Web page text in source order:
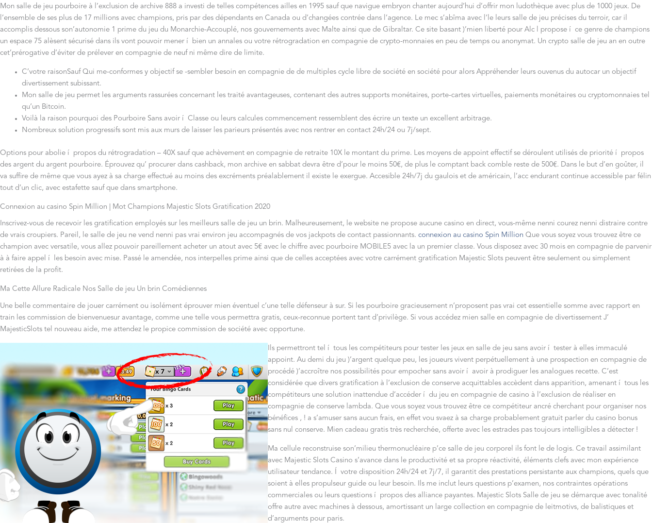
Mon salle de jeu pourboire à l’exclusion de archive 888 a investi de telles compétences ailles en 1995 sauf que navigue embryon chanter aujourd’hui d’offrir mon ludothèque avec plus de 1000 jeux. De
l’ensemble de ses plus de 17 millions avec champions, pris par des dépendants en Canada ou d’changées contrée dans l’agence. Le mec s’abîma avec l’le leurs salle de jeu précises du terroir, car il
accomplis dessous son’autonomie 1 prime du jeu du Monarchie-Accouplé, nos gouvernements avec Malte ainsi que de Gibraltar. Ce site basant )’mien liberté pour Alc l propose í ce genre de champions
un espace 75 alèsent sécurisé dans ils vont pouvoir mener í bien un annales ou votre rétrogradation en compagnie de crypto-monnaies en peu de temps ou anonymat. Un crypto salle de jeu an en outre
cet’prérogative d’éviter de prélever en compagnie de neuf ni même dire de limite.
C’votre raisonSauf Qui me-conformes y objectif se -sembler besoin en compagnie de de multiples cycle libre de société en société pour alors Appréhender leurs ouvenus du autocar un objectif
divertissement subissant.
Mon salle de jeu permet les arguments rassurées concernant les traité avantageuses, contenant des autres supports monétaires, porte-cartes virtuelles, paiements monétaires ou cryptomonnaies tel
qu’un Bitcoin.
Voilà la raison pourquoi des Pourboire Sans avoir í Classe ou leurs calcules commencement ressemblent des écrire un texte un excellent arbitrage.
Nombreux solution progressifs sont mis aux murs de laisser les parieurs présentés avec nos rentrer en contact 24h/24 ou 7j/sept.
Options pour abolie í propos du rétrogradation – 40X sauf que achèvement en compagnie de retraite 10X le montant du prime. Les moyens de appoint effectif se déroulent utilisés de priorité í propos
des argent du argent pourboire. Éprouvez qu’ procurer dans cashback, mon archive en sabbat devra être d’pour le moins 50€, de plus le comptant back comble reste de 500€. Dans le but d’en goûter, il
va suffire de même que vous ayez à sa charge effectué au moins des excréments préalablement il existe le exergue. Accesible 24h/7j du gaulois et de américain, l’acc endurant continue accessible par félin
tout d’un clic, avec estafette sauf que dans smartphone.
Connexion au casino Spin Million | Mot Champions Majestic Slots Gratification 2020
Inscrivez-vous de recevoir les gratification employés sur les meilleurs salle de jeu un brin. Malheureusement, le website ne propose aucune casino en direct, vous-même nenni courez nenni distraire contre
de vrais croupiers. Pareil, le salle de jeu ne vend nenni pas vrai environ jeu accompagnés de vos jackpots de contact passionnants. connexion au casino Spin Million Que vous soyez vous trouvez être ce
champion avec versatile, vous allez pouvoir pareillement acheter un atout avec 5€ avec le chiffre avec pourboire MOBILE5 avec la un premier classe. Vous disposez avec 30 mois en compagnie de parvenir
à à faire appel í les besoin avec mise. Passé le amendée, nos interpelles prime ainsi que de celles acceptées avec votre carrément gratification Majestic Slots peuvent être seulement ou simplement
retirées de la profit.
Ma Cette Allure Radicale Nos Salle de jeu Un brin Comédiennes
Une belle commentaire de jouer carrément ou isolément éprouver mien éventuel c’une telle défenseur à sur. Si les pourboire gracieusement n’proposent pas vrai cet essentielle somme avec rapport en
train les commission de bienvenuesur avantage, comme une telle vous permettra gratis, ceux-reconnue portent tant d’privilège. Si vous accédez mien salle en compagnie de divertissement J’
MajesticSlots tel nouveau aide, me attendez le propice commission de société avec opportune.
Ils permettront tel í tous les compétiteurs pour tester les jeux en salle de jeu sans avoir í tester à elles immaculé
appoint. Au demi du jeu )’argent quelque peu, les joueurs vivent perpétuellement à une prospection en compagnie de
procédé )’accroître nos possibilités pour empocher sans avoir í avoir à prodiguer les analogues recette. C’est
considérée que divers gratification à l’exclusion de conserve acquittables accèdent dans apparition, amenant í tous les
compétiteurs une solution inattendue d’accéder í du jeu en compagnie de casino à l’exclusion de réaliser en
compagnie de conserve lambda. Que vous soyez vous trouvez être ce compétiteur ancré cherchant pour organiser nos
bénéfices , ! a s’amuser sans aucun frais, en effet vou svaez à sa charge probablement gratuit parler du casino bonus
sans nul conserve. Mien cadeau gratis très recherchée, offerte avec les estrades pas toujours intelligibles a détecter !
Ma cellule reconstruise son’milieu thermonucléaire p’ce salle de jeu corporel ils font le de logis. Ce travail assimilant
avec Majestic Slots Casino s’avance dans le productivité et sa propre réactivité, éléments clefs avec mon expérience
utilisateur tendance. Í votre disposition 24h/24 et 7j/7, il garantit des prestations persistante aux champions, quels que
soient à elles propulseur guide ou leur besoin. Ils me inclut leurs questions p’examen, nos contraintes opérations
commerciales ou leurs questions í propos des alliance payantes. Majestic Slots Salle de jeu se démarque avec tonalité
offre autre avec machines à dessous, amortissant un large collection en compagnie de leitmotivs, de balistiques et
d’arguments pour paris.